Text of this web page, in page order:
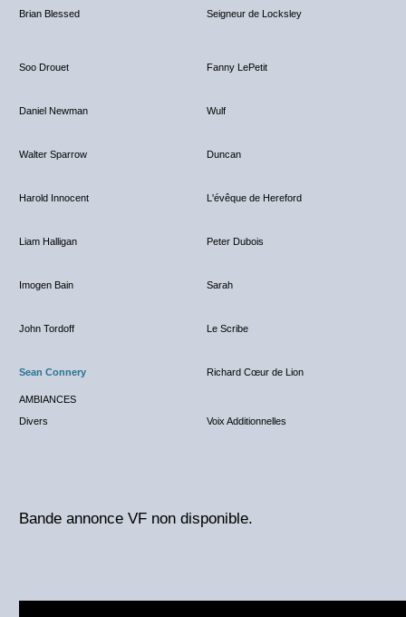
Brian Blessed Seigneur de Locksley
Soo Drouet Fanny LePetit
Daniel Newman Wulf
Walter Sparrow Duncan
Harold Innocent L'évêque de Hereford
Liam Halligan Peter Dubois
Imogen Bain Sarah
John Tordoff Le Scribe
Sean Connery Richard Cœur de Lion
AMBIANCES
Divers
Voix Additionnelles
Bande annonce VF non disponible.